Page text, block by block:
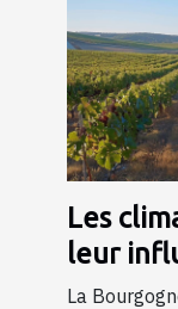
Les
leur
du vin
La